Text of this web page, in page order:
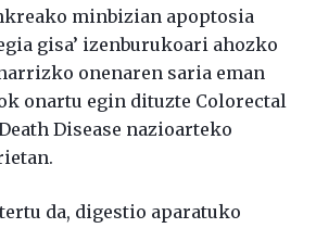
minbizian apoptosia
gisa’ izenburukoari ahozko
onenaren saria eman
onartu egin dituzte Colorectal
Disease nazioarteko
da, digestio aparatuko